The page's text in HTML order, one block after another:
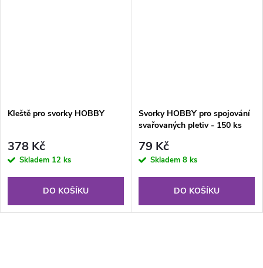
Kleště pro svorky HOBBY
378 Kč
Skladem 12 ks
DO KOŠÍKU
Svorky HOBBY pro spojování
svařovaných pletiv - 150 ks
79 Kč
Skladem 8 ks
DO KOŠÍKU